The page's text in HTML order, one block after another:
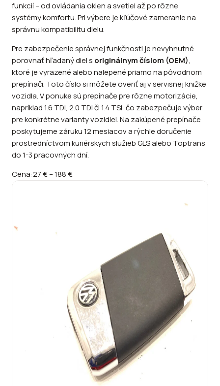
funkcií – od ovládania okien a svetiel až po rôzne
systémy komfortu. Pri výbere je kľúčové zameranie na
správnu kompatibilitu dielu.
Pre zabezpečenie správnej funkčnosti je nevyhnutné
porovnať hľadaný diel s originálnym číslom (OEM),
ktoré je vyrazené alebo nalepené priamo na pôvodnom
prepínači. Toto číslo si môžete overiť aj v servisnej knižke
vozidla. V ponuke sú prepínače pre rôzne motorizácie,
napríklad 1.6 TDI, 2.0 TDI či 1.4 TSI, čo zabezpečuje výber
pre konkrétne varianty vozidiel. Na zakúpené prepínače
poskytujeme záruku 12 mesiacov a rýchle doručenie
prostredníctvom kuriérskych služieb GLS alebo Toptrans
do 1-3 pracovných dní.
Cena:27 €–188 €